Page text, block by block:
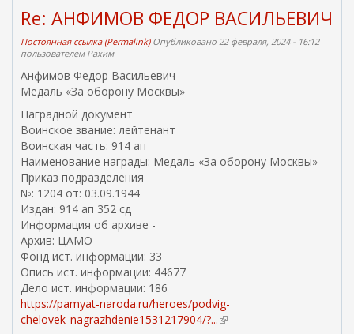
я
я
с
Re: АНФИМОВ ФЕДОР ВАСИЛЬЕВИЧ
Постоянная ссылка (Permalink)Опубликовано 22 февраля, 2024 - 16:12
пользователем Рахим
Анфимов Федор Васильевич
Медаль «За оборону Москвы»
Наградной документ
Воинское звание: лейтенант
Воинская часть: 914 ап
Наименование награды: Медаль «За оборону Москвы»
Приказ подразделения
№: 1204 от: 03.09.1944
Издан: 914 ап 352 сд
Информация об архиве -
Архив: ЦАМО
Фонд ист. информации: 33
Опись ист. информации: 44677
Дело ист. информации: 186
https://pamyat-naroda.ru/heroes/podvig-
chelovek_nagrazhdenie1531217904/?...(